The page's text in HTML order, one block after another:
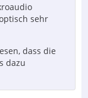
sehr
dass die
dazu